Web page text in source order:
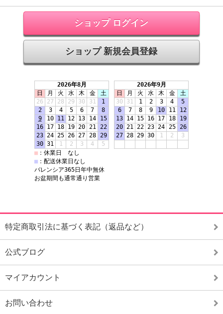
ショップ ログイン
ショップ 新規会員登録
特定商取引法に基づく表記（返品など）
公式ブログ
マイアカウント
お問い合わせ